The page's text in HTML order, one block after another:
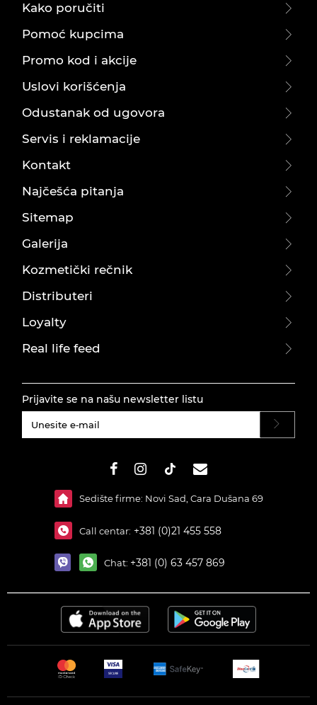
Kako poručiti
Pomoć kupcima
Promo kod i akcije
Uslovi korišćenja
Odustanak od ugovora
Servis i reklamacije
Kontakt
Najčešća pitanja
Sitemap
Galerija
Kozmetički rečnik
Distributeri
Loyalty
Real life feed
Prijavite se na našu newsletter listu
Sedište firme: Novi Sad, Cara Dušana 69
Call centar: +381 (0)21 455 558
Chat: +381 (0) 63 457 869